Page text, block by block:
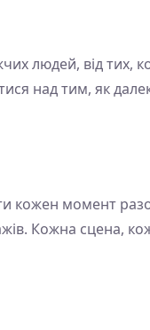
людей, від тих,
над тим, як
момент
Кожна сцена,